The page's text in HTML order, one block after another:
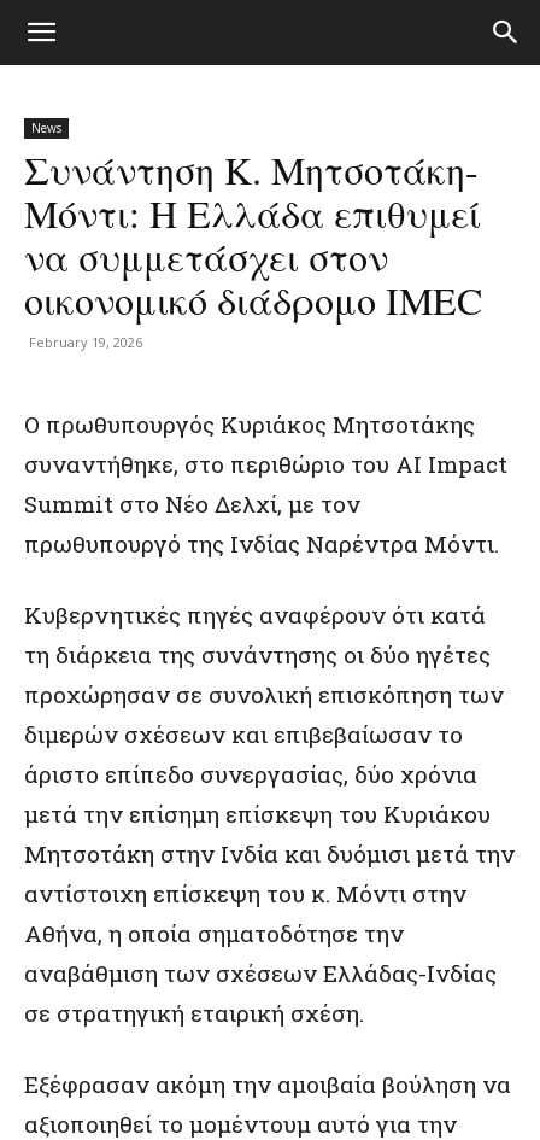
News
Συνάντηση Κ. Μητσοτάκη-
Μόντι: Η Ελλάδα επιθυμεί
να συμμετάσχει στον
οικονομικό διάδρομο IMEC
February 19, 2026
Ο πρωθυπουργός Κυριάκος Μητσοτάκης
συναντήθηκε, στο περιθώριο του AI Impact
Summit στο Νέο Δελχί, με τον
πρωθυπουργό της Ινδίας Ναρέντρα Μόντι.
Κυβερνητικές πηγές αναφέρουν ότι κατά
τη διάρκεια της συνάντησης οι δύο ηγέτες
προχώρησαν σε συνολική επισκόπηση των
διμερών σχέσεων και επιβεβαίωσαν το
άριστο επίπεδο συνεργασίας, δύο χρόνια
μετά την επίσημη επίσκεψη του Κυριάκου
Μητσοτάκη στην Ινδία και δυόμισι μετά την
αντίστοιχη επίσκεψη του κ. Μόντι στην
Αθήνα, η οποία σηματοδότησε την
αναβάθμιση των σχέσεων Ελλάδας-Ινδίας
σε στρατηγική εταιρική σχέση.
Εξέφρασαν ακόμη την αμοιβαία βούληση να
αξιοποιηθεί το μομέντουμ αυτό για την